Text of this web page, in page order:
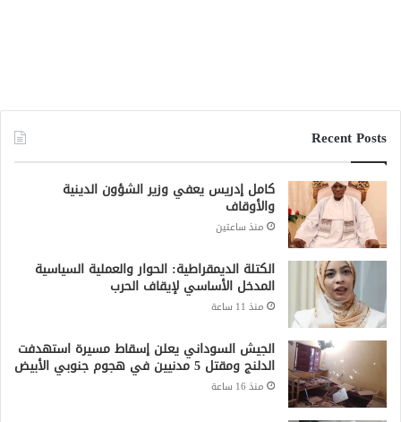
Recent Posts
كامل إدريس يعفي وزير الشؤون الدينية
والأوقاف
منذ ساعتين
الكتلة الديمقراطية: الحوار والعملية السياسية
المدخل الأساسي لإيقاف الحرب
منذ 11 ساعة
الجيش السوداني يعلن إسقاط مسيرة استهدفت
الدلنج ومقتل 5 مدنيين في هجوم جنوبي الأبيض
منذ 16 ساعة